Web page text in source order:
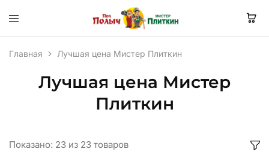
Главная Лучшая цена Мистер Плиткин
Лучшая цена Мистер
Плиткин
Показано: 23 из 23 товаров